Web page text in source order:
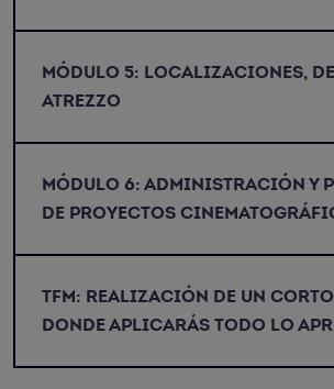
MÓDULO 5: LOCALIZACIONES,
ATREZZO
MÓDULO 6: ADMINISTRACIÓN Y
DE PROYECTOS
TFM: REALIZACIÓN DE UN
DONDE APLICARÁS TODO LO